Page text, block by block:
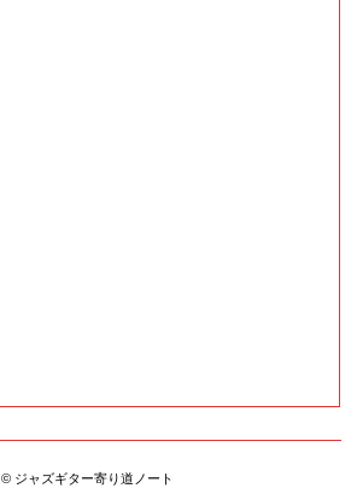
© ジャズギター寄り道ノート